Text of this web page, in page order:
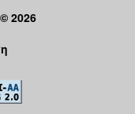
2026